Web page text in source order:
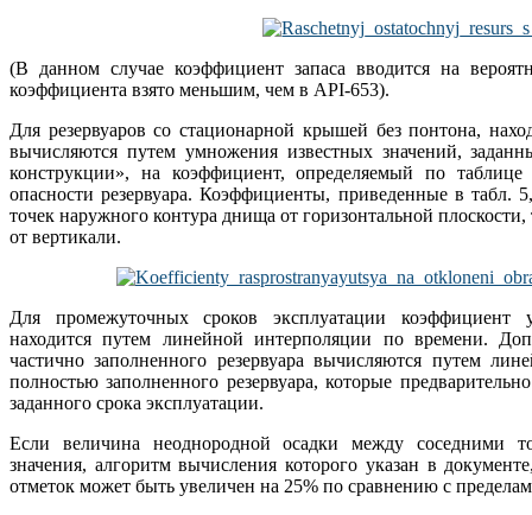
(В данном случае коэффициент запаса вводится на
коэффициента взято меньшим, чем в API-653).
Для резервуаров со стационарной крышей без понтона,
вычисляются путем умножения известных значений,
конструкции», на коэффициент, определяемый по
опасности резервуара. Коэффициенты, приведенные в табл.
точек наружного контура днища от горизонтальной
от вертикали.
Для промежуточных сроков эксплуатации коэффициент
находится путем линейной интерполяции по времени.
частично заполненного резервуара вычисляются путем
полностью заполненного резервуара, которые
заданного срока эксплуатации.
Если величина неоднородной осадки между соседними
значения, алгоритм вычисления которого указан в
отметок может быть увеличен на 25% по сравнению с